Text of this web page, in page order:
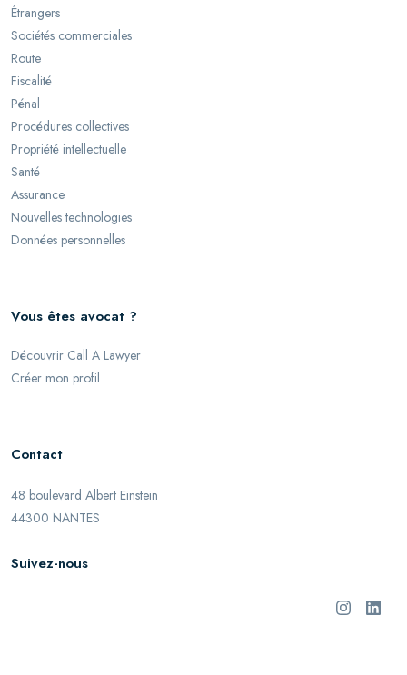
Étrangers
Sociétés commerciales
Route
Fiscalité
Pénal
Procédures collectives
Propriété intellectuelle
Santé
Assurance
Nouvelles technologies
Données personnelles
Vous êtes avocat ?
Découvrir Call A Lawyer
Créer mon profil
Contact
48 boulevard Albert Einstein
44300 NANTES
Suivez-nous